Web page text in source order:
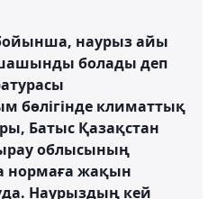
наурыз айы
болады деп
бөлігінде климаттық
Батыс Қазақстан
облысының
нормаға жақын
Наурыздың кей